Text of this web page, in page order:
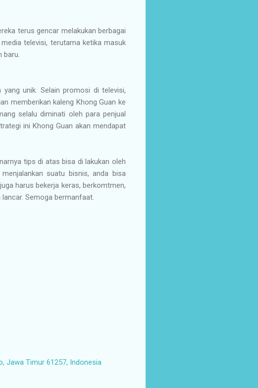
terus gencar melakukan berbagai
televisi, terutama ketika masuk
unik. Selain promosi di televisi,
memberikan kaleng Khong Guan ke
selalu diminati oleh para penjual
ini Khong Guan akan mendapat
tips di atas bisa di lakukan oleh
suatu bisnis, anda bisa
harus bekerja keras, berkomtmen,
Semoga bermanfaat.
Jawa Timur 61257, Indonesia